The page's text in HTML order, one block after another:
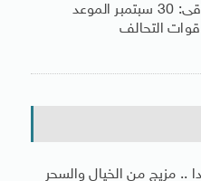
رئيس الوزراء العراقى: 30 سبتمبر الموعد
التحالف
.. مزيج من الخيال والسحر